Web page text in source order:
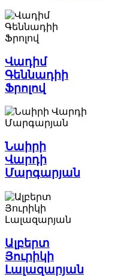
Վադիմ
Գեննադիի
Ֆրոլով
Նաիրի
Վարդի
Մարգարյան
Ալբերտ
Յուրիկի
Լալազարյան